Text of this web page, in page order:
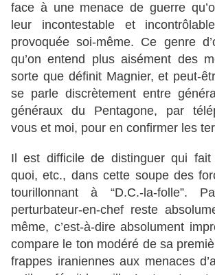
face à une menace de guerre
leur incontestable et
provoquée soi-même. Ce genre
qu’on entend plus aisément des
sorte que définit Magnier, et peut-
se parle discrètement entre
généraux du Pentagone, par
vous et moi, pour en confirmer les
Il est difficile de distinguer qui
quoi, etc., dans cette soupe des
tourillonnant à “D.C.-la-folle”.
perturbateur-en-chef reste
même, c’est-à-dire absolument
compare le ton modéré de sa
frappes iraniennes aux menaces